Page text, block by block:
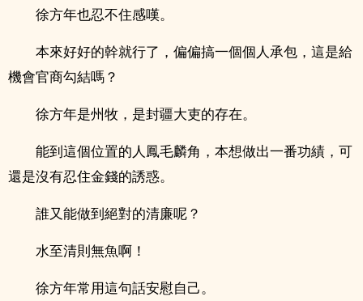
徐方年也忍不住感嘆。
本來好好的幹就行了，偏偏搞一個個人承包，這是給
機會官商勾結嗎？
徐方年是州牧，是封疆大吏的存在。
能到這個位置的人鳳毛麟角，本想做出一番功績，可
還是沒有忍住金錢的誘惑。
誰又能做到絕對的清廉呢？
水至清則無魚啊！
徐方年常用這句話安慰自己。